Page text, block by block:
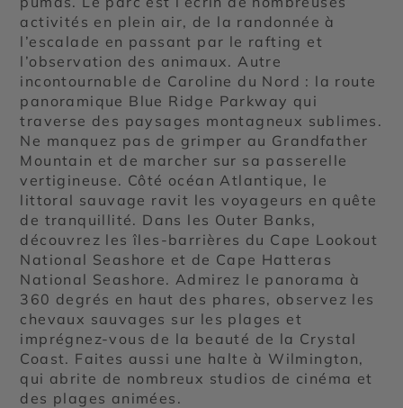
activités en plein air, de la randonnée à
l’escalade en passant par le rafting et
l’observation des animaux. Autre
incontournable de Caroline du Nord : la route
panoramique Blue Ridge Parkway qui
traverse des paysages montagneux sublimes.
Ne manquez pas de grimper au Grandfather
Mountain et de marcher sur sa passerelle
vertigineuse. Côté océan Atlantique, le
littoral sauvage ravit les voyageurs en quête
de tranquillité. Dans les Outer Banks,
découvrez les îles-barrières du Cape Lookout
National Seashore et de Cape Hatteras
National Seashore. Admirez le panorama à
360 degrés en haut des phares, observez les
chevaux sauvages sur les plages et
imprégnez-vous de la beauté de la Crystal
Coast. Faites aussi une halte à Wilmington,
qui abrite de nombreux studios de cinéma et
des plages animées.